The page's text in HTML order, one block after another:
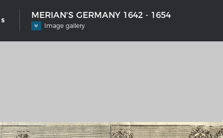
MERIAN'S GERMANY 1642 - 1654
Image gallery